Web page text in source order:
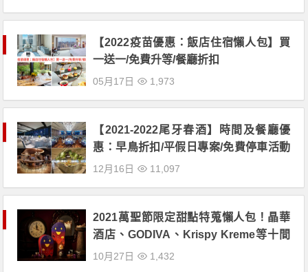
【2022疫苗優惠：飯店住宿懶人包】買
一送一/免費升等/餐廳折扣
05月17日 1,973
【2021-2022尾牙春酒】時間及餐廳優
惠：早鳥折扣/平假日專案/免費停車活動
一次看！
12月16日 11,097
2021萬聖節限定甜點特蒐懶人包！晶華
酒店、GODIVA、Krispy Kreme等十間
一次看！
10月27日 1,432